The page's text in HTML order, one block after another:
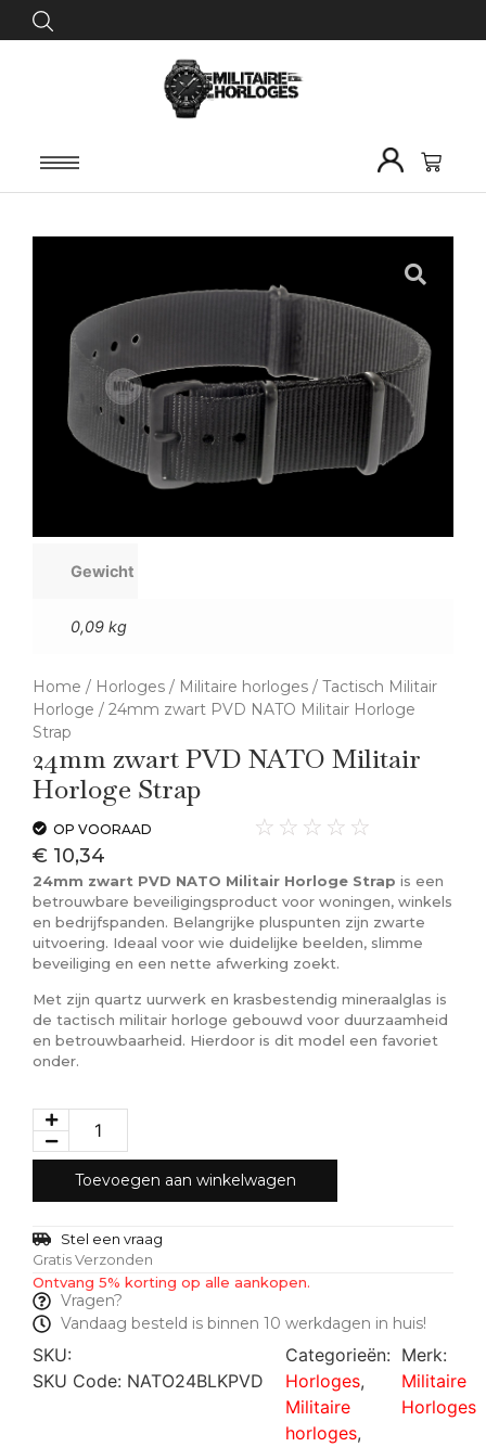
Gewicht
0,09 kg
Home / Horloges / Militaire horloges / Tactisch Militair
Horloge / 24mm zwart PVD NATO Militair Horloge
Strap
24mm zwart PVD NATO Militair
Horloge Strap
OP VOORAAD ☆ ☆ ☆ ☆ ☆
€ 10,34
24mm zwart PVD NATO Militair Horloge Strap is een
betrouwbare beveiligingsproduct voor woningen, winkels
en bedrijfspanden. Belangrijke pluspunten zijn zwarte
uitvoering. Ideaal voor wie duidelijke beelden, slimme
beveiliging en een nette afwerking zoekt.
Met zijn quartz uurwerk en krasbestendig mineraalglas is
de tactisch militair horloge gebouwd voor duurzaamheid
en betrouwbaarheid. Hierdoor is dit model een favoriet
onder.
Toevoegen aan winkelwagen
Stel een vraag
Gratis Verzonden
Ontvang 5% korting op alle aankopen.
Vragen?
Vandaag besteld is binnen 10 werkdagen in huis!
SKU:
SKU Code: NATO24BLKPVD
Categorieën:
Horloges,
Militaire
horloges,
Merk:
Militaire
Horloges